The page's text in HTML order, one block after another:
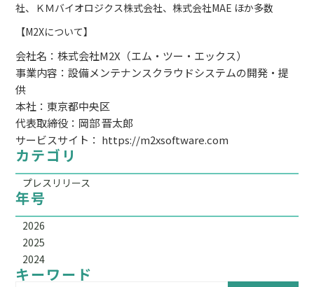
社、ＫＭバイオロジクス株式会社、株式会社MAE ほか多数
【M2Xについて】
会社名：株式会社M2X（エム・ツー・エックス）
事業内容：設備メンテナンスクラウドシステムの開発・提
供
本社：東京都中央区
代表取締役：岡部 晋太郎
サービスサイト： https://m2xsoftware.com
カテゴリ
プレスリリース
年号
2026
2025
2024
キーワード